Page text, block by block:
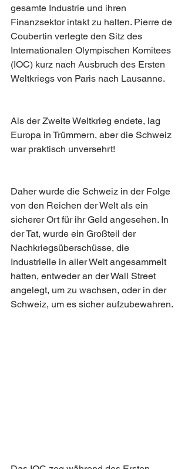
gesamte Industrie und ihren
Finanzsektor intakt zu halten. Pierre de
Coubertin verlegte den Sitz des
Internationalen Olympischen Komitees
(IOC) kurz nach Ausbruch des Ersten
Weltkriegs von Paris nach Lausanne.
Als der Zweite Weltkrieg endete, lag
Europa in Trümmern, aber die Schweiz
war praktisch unversehrt!
Daher wurde die Schweiz in der Folge
von den Reichen der Welt als ein
sicherer Ort für ihr Geld angesehen. In
der Tat, wurde ein Großteil der
Nachkriegsüberschüsse, die
Industrielle in aller Welt angesammelt
hatten, entweder an der Wall Street
angelegt, um zu wachsen, oder in der
Schweiz, um es sicher aufzubewahren.